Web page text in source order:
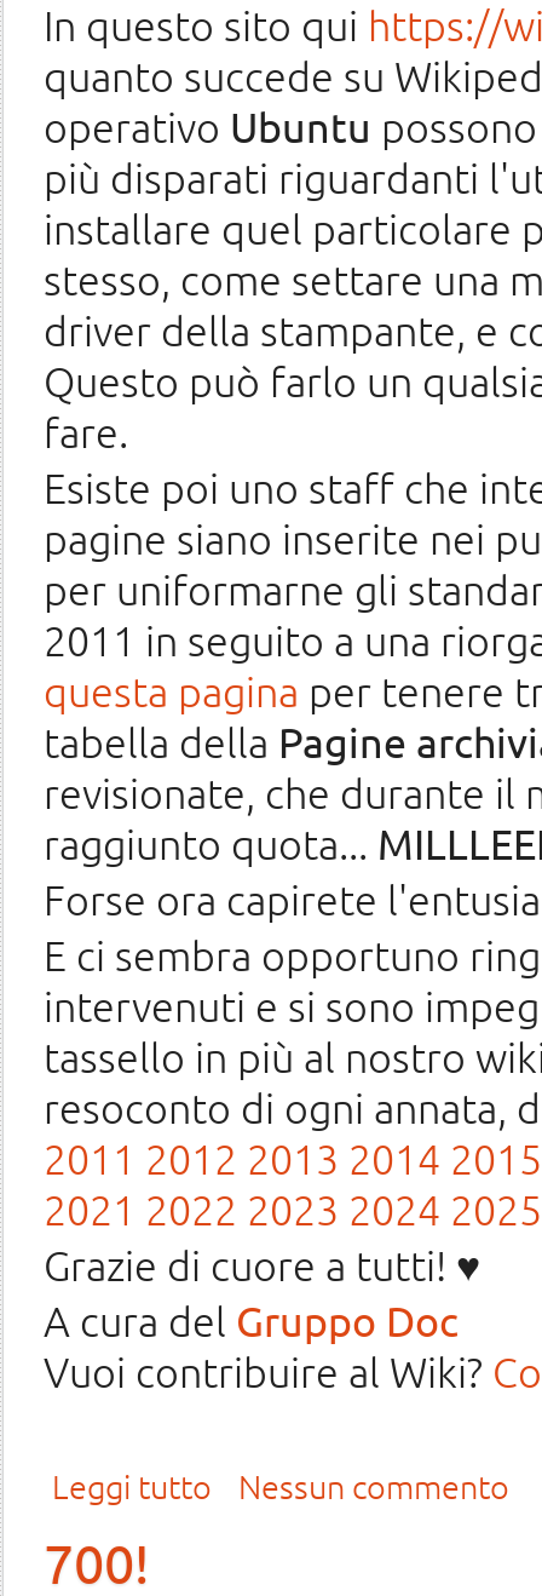
In questo sito qui https://
quanto succede su
operativo Ubuntu
più disparati riguardanti
installare quel particolare
stesso, come settare una
driver della stampante, e
Questo può farlo un
fare.
Esiste poi uno staff che
pagine siano inserite nei
per uniformarne gli
2011 in seguito a una
questa pagina per tenere
tabella della Pagine
revisionate, che durante il
raggiunto quota...
Forse ora capirete
E ci sembra opportuno
intervenuti e si sono
tassello in più al nostro
resoconto di ogni annata,
2011 2012 2013 2014 2015
2021 2022 2023 2024 2025
Grazie di cuore a tutti! ♥️
A cura del Gruppo Doc
Vuoi contribuire al Wiki?
Leggi tutto Nessun commento
700!